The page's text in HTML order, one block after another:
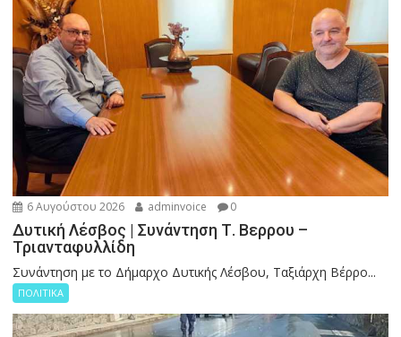
6 Αυγούστου 2026 adminvoice 0
Δυτική Λέσβος | Συνάντηση Τ. Βερρου –
Τριανταφυλλίδη
Συνάντηση με το Δήμαρχο Δυτικής Λέσβου, Ταξιάρχη Βέρρο...
ΠΟΛΙΤΙΚΑ